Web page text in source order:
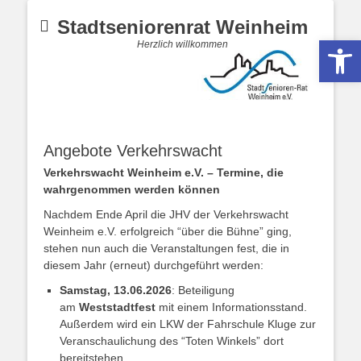
Stadtseniorenrat Weinheim
Herzlich willkommen
Angebote Verkehrswacht
Verkehrswacht Weinheim e.V. – Termine, die
wahrgenommen werden können
Nachdem Ende April die JHV der Verkehrswacht
Weinheim e.V. erfolgreich “über die Bühne” ging,
stehen nun auch die Veranstaltungen fest, die in
diesem Jahr (erneut) durchgeführt werden:
Samstag, 13.06.2026: Beteiligung
am Weststadtfest mit einem Informationsstand.
Außerdem wird ein LKW der Fahrschule Kluge zur
Veranschaulichung des “Toten Winkels” dort
bereitstehen.